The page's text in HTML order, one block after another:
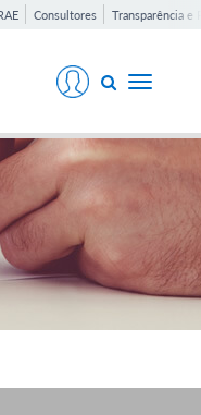
Consultores Transparência e
Toggle